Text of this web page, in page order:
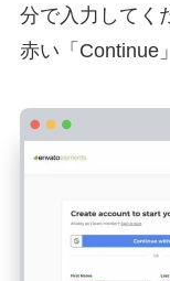
分で入力してく
赤い「Continue